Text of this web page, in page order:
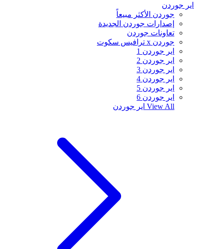
اير جوردن
جوردن الأكثر مبيعاً
إصدارات جوردن الجديدة
تعاونات جوردن
جوردن x ترافيس سكوت
اير جوردن 1
اير جوردن 2
اير جوردن 3
اير جوردن 4
اير جوردن 5
اير جوردن 6
View All اير جوردن